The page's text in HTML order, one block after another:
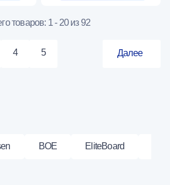
товаров: 1 - 20 из 92
4 5 Далее
BOE EliteBoard